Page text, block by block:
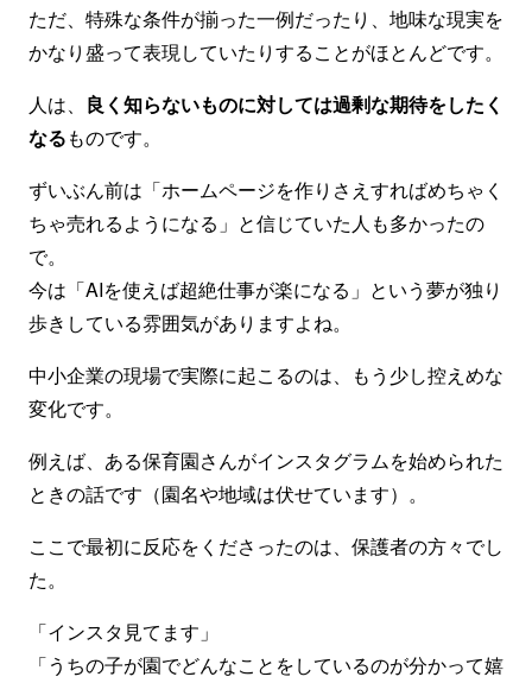
ただ、特殊な条件が揃った一例だったり、地味な現実を
かなり盛って表現していたりすることがほとんどです。
人は、 良く知らないものに対しては過剰な期待をしたく
なるものです。
ずいぶん前は「ホームページを作りさえすればめちゃく
ちゃ売れるようになる」と信じていた人も多かったの
で。
今は「AIを使えば超絶仕事が楽になる」という夢が独り
歩きしている雰囲気がありますよね。
中小企業の現場で実際に起こるのは、もう少し控えめな
変化です。
例えば、ある保育園さんがインスタグラムを始められた
ときの話です（園名や地域は伏せています）。
ここで最初に反応をくださったのは、保護者の方々でし
た。
「インスタ見てます」
「うちの子が園でどんなことをしているのが分かって嬉